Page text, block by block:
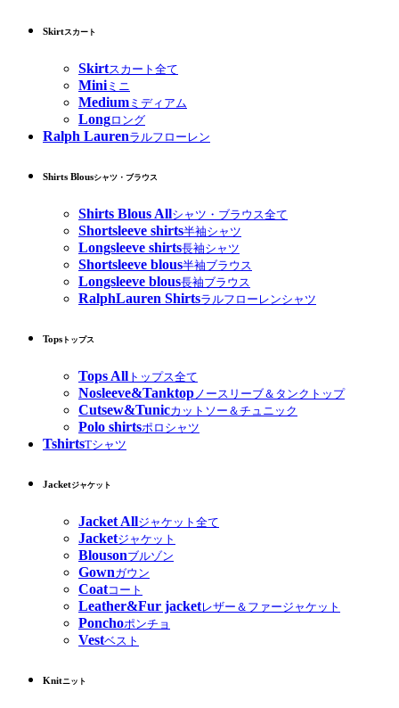
Skirtスカート
Skirtスカート全て
Miniミニ
Medium ミディアム
Longロング
Ralph Laurenラルフローレン
Shirts Blousシャツ・ブラウス
Shirts Blous Allシャツ・ブラウス全て
Shortsleeve shirts半袖シャツ
Longsleeve shirts長袖シャツ
Shortsleeve blous半袖ブラウス
Longsleeve blous長袖ブラウス
RalphLauren Shirtsラルフローレンシャツ
Tops トップス
Tops All トップス全て
Nosleeve&Tanktop ノースリーブ＆タンクトップ
Cutsew&Tunicカットソー＆チュニック
Polo shirtsポロシャツ
TshirtsTシャツ
Jacketジャケット
Jacket Allジャケット全て
Jacketジャケット
Blousonブルゾン
Gownガウン
Coatコート
Leather&Fur jacketレザー＆ファージャケット
Ponchoポンチョ
Vestベスト
Knitニット